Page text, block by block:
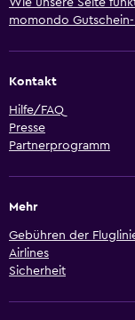
Wie unsere Seite
momondo
Kontakt
Hilfe/FAQ
Presse
Partnerprogramm
Mehr
Gebühren der
Airlines
Sicherheit